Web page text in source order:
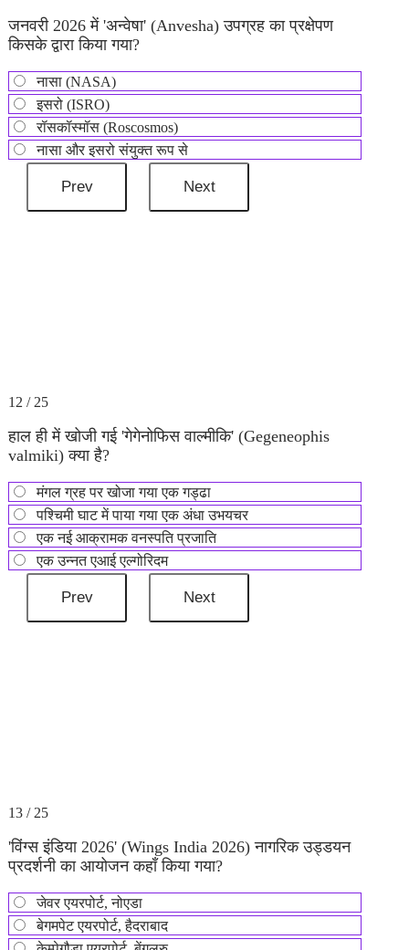
जनवरी 2026 में 'अन्वेषा' (Anvesha) उपग्रह का प्रक्षेपण
किसके द्वारा किया गया?
नासा (NASA)
इसरो (ISRO)
रॉसकॉस्मॉस (Roscosmos)
नासा और इसरो संयुक्त रूप से
12 / 25
हाल ही में खोजी गई 'गेगेनोफिस वाल्मीकि' (Gegeneophis
valmiki) क्या है?
मंगल ग्रह पर खोजा गया एक गड्ढा
पश्चिमी घाट में पाया गया एक अंधा उभयचर
एक नई आक्रामक वनस्पति प्रजाति
एक उन्नत एआई एल्गोरिदम
13 / 25
'विंग्स इंडिया 2026' (Wings India 2026) नागरिक उड्डयन
प्रदर्शनी का आयोजन कहाँ किया गया?
जेवर एयरपोर्ट, नोएडा
बेगमपेट एयरपोर्ट, हैदराबाद